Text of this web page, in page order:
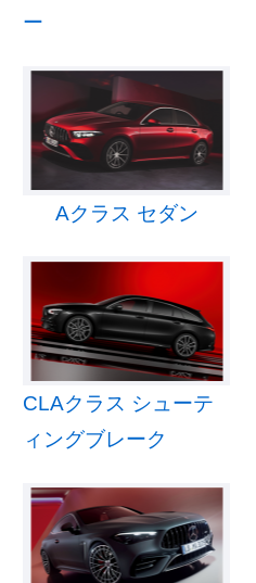
ー
Aクラス セダン
CLAクラス シューテ
ィングブレーク